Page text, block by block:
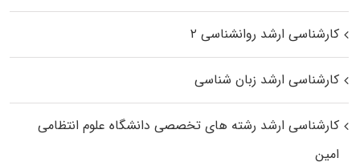
کارشناسی ارشد روانشناسی ۲
کارشناسی ارشد زبان شناسی
کارشناسی ارشد رﺷﺘﻪ ﻫﺎی تخصصی داﻧﺸﮕﺎه ﻋﻠﻮم انتظامی
اﻣﻴﻦ